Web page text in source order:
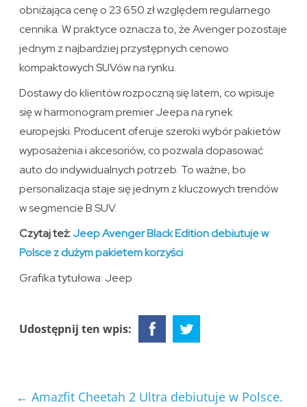
obniżająca cenę o 23 650 zł względem regularnego
cennika. W praktyce oznacza to, że Avenger pozostaje
jednym z najbardziej przystępnych cenowo
kompaktowych SUVów na rynku.
Dostawy do klientów rozpoczną się latem, co wpisuje
się w harmonogram premier Jeepa na rynek
europejski. Producent oferuje szeroki wybór pakietów
wyposażenia i akcesoriów, co pozwala dopasować
auto do indywidualnych potrzeb. To ważne, bo
personalizacja staje się jednym z kluczowych trendów
w segmencie B SUV.
Czytaj też:Jeep Avenger Black Edition debiutuje w
Polsce z dużym pakietem korzyści
Grafika tytułowa: Jeep
Udostępnij ten wpis:
← Amazfit Cheetah 2 Ultra debiutuje w Polsce.